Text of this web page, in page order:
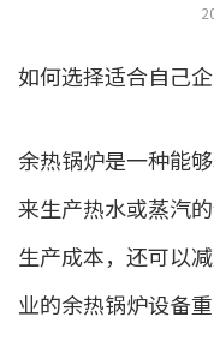
如何选择适合自己
余热锅炉是一种能
来生产热水或蒸汽
生产成本，还可以
业的余热锅炉设备